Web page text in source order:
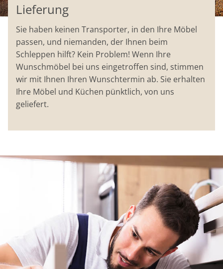
Lieferung
Sie haben keinen Transporter, in den Ihre Möbel
passen, und niemanden, der Ihnen beim
Schleppen hilft? Kein Problem! Wenn Ihre
Wunschmöbel bei uns eingetroffen sind, stimmen
wir mit Ihnen Ihren Wunschtermin ab. Sie erhalten
Ihre Möbel und Küchen pünktlich, von uns
geliefert.